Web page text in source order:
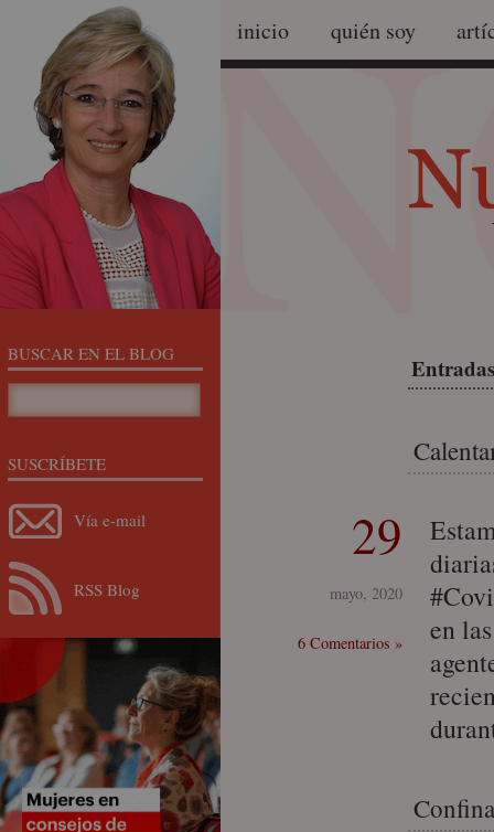
inicio quién soy
29
mayo, 2020
6 Comentarios »
en
BUSCAR EN EL BLOG
SUSCRÍBETE
Vía e-mail
RSS Blog